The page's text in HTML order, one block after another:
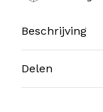
Beschrijving
Delen